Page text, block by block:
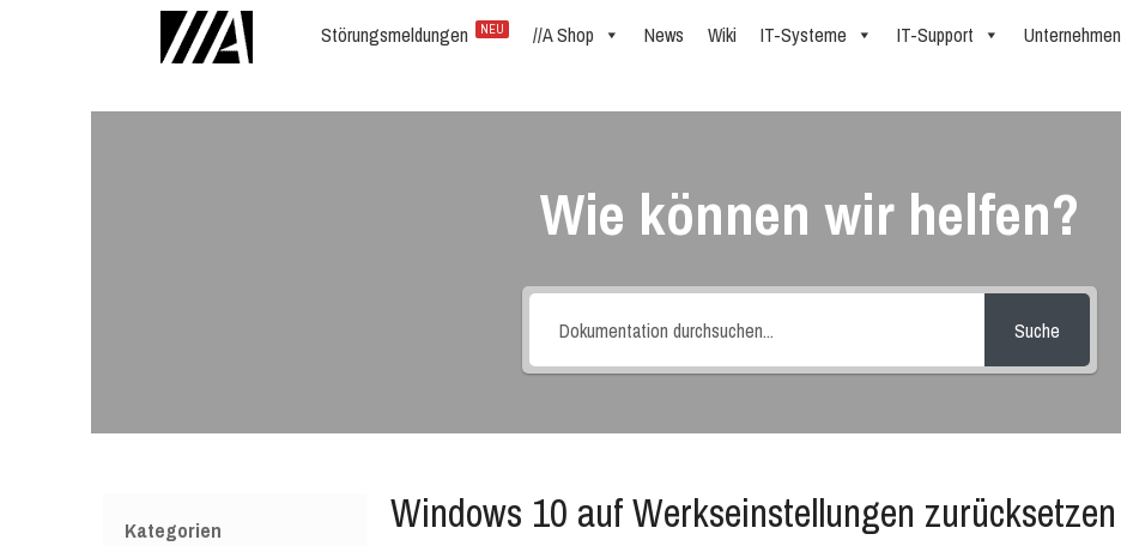
Störungsmeldungen NEU //A Shop News Wiki IT-Systeme IT-Support Unternehmen
Wie können wir helfen?
Suche
Kategorien Windows 10 auf Werkseinstellungen zurücksetzen